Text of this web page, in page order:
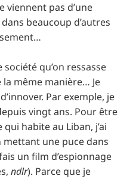
viennent pas d’une
beaucoup d’autres
qu’on ressasse
même manière… Je
Par exemple, je
vingt ans. Pour être
habite au Liban, j’ai
mettant une puce dans
un film d’espionnage
ndlr). Parce que je